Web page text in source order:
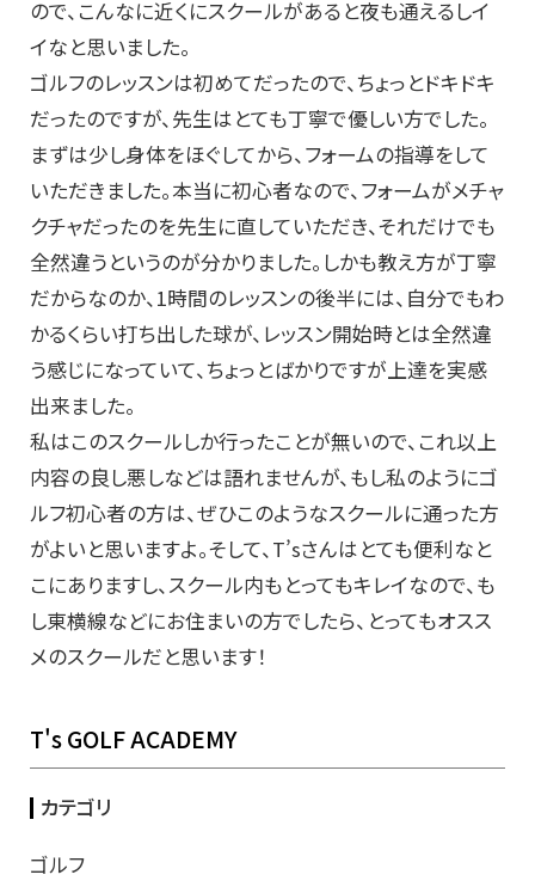
ので、こんなに近くにスクールがあると夜も通えるしイ
イなと思いました。
ゴルフのレッスンは初めてだったので、ちょっとドキドキ
だったのですが、先生はとても丁寧で優しい方でした。
まずは少し身体をほぐしてから、フォームの指導をして
いただきました。本当に初心者なので、フォームがメチャ
クチャだったのを先生に直していただき、それだけでも
全然違うというのが分かりました。しかも教え方が丁寧
だからなのか、1時間のレッスンの後半には、自分でもわ
かるくらい打ち出した球が、レッスン開始時とは全然違
う感じになっていて、ちょっとばかりですが上達を実感
出来ました。
私はこのスクールしか行ったことが無いので、これ以上
内容の良し悪しなどは語れませんが、もし私のようにゴ
ルフ初心者の方は、ぜひこのようなスクールに通った方
がよいと思いますよ。そして、T’sさんはとても便利なと
こにありますし、スクール内もとってもキレイなので、も
し東横線などにお住まいの方でしたら、とってもオスス
メのスクールだと思います！
T's GOLF ACADEMY
カテゴリ
ゴルフ